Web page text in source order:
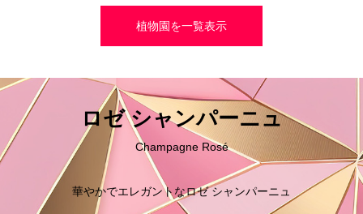
植物園を一覧表示
ロゼ シャンパーニュ
Champagne Rosé
華やかでエレガントなロゼ シャンパーニュ